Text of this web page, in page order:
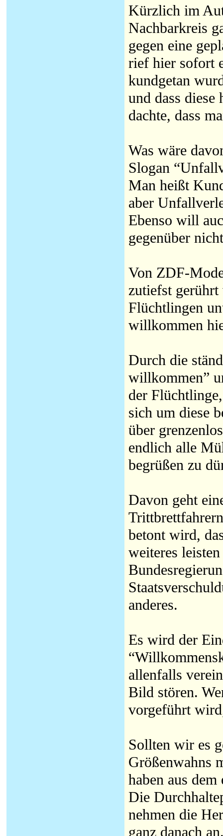
Kürzlich im
Nachbarkreis
gegen eine
rief hier sofort
kundgetan
und dass
dachte, dass
Was wäre
Slogan
Man heißt
aber
Ebenso will
gegenüber
Von ZDF-
zutiefst
Flüchtlingen
willkommen
Durch die
willkommen”
der
sich um diese
über
endlich alle
begrüßen zu
Davon geht
betont wird,
weiteres
anderes.
Es wird der
allenfalls
Bild stören.
vorgeführt
Sollten wir es
Größenwahns
haben aus
Die
nehmen die
ganz danach